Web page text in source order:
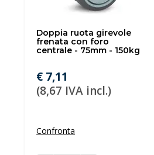
Doppia ruota girevole
frenata con foro
centrale - 75mm - 150kg
€ 7,11
(8,67 IVA incl.)
Confronta